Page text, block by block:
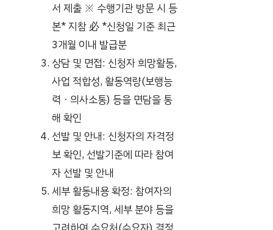
서 제출 ※ 수행기관 방문 시 등
본* 지참 必 *신청일 기준 최근
3개월 이내 발급분
상담 및 면접: 신청자 희망활동,
사업 적합성, 활동역량(보행능
력ㆍ의사소통) 등을 면담을 통
해 확인
선발 및 안내: 신청자의 자격정
보 확인, 선발기준에 따라 참여
자 선발 및 안내
세부 활동내용 확정: 참여자의
희망 활동지역, 세부 분야 등을